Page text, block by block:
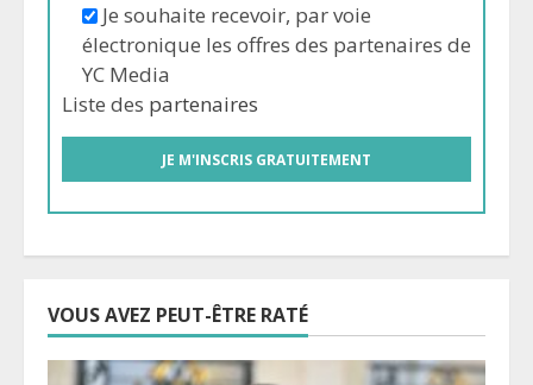
Je souhaite recevoir, par voie
électronique les offres des partenaires de
YC Media
Liste des partenaires
VOUS AVEZ PEUT-ÊTRE RATÉ